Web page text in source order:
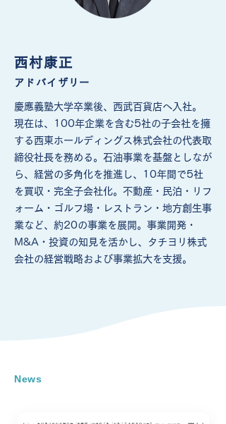
西村康正
アドバイザリー
慶應義塾大学卒業後、西武百貨店へ入社。
現在は、100年企業を含む5社の子会社を擁
する西東ホールディングス株式会社の代表取
締役社長を務める。石油事業を基盤としなが
ら、経営の多角化を推進し、10年間で5社
を買収・完全子会社化。不動産・民泊・リフ
ォーム・ゴルフ場・レストラン・地方創生事
業など、約20の事業を展開。事業開発・
M&A・投資の知見を活かし、タチヨリ株式
会社の経営戦略および事業拡大を支援。
News